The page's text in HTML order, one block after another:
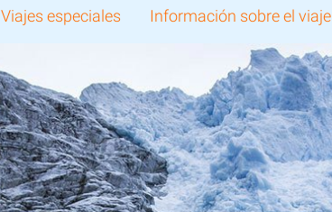
Viajes especiales Información sobre el viaje